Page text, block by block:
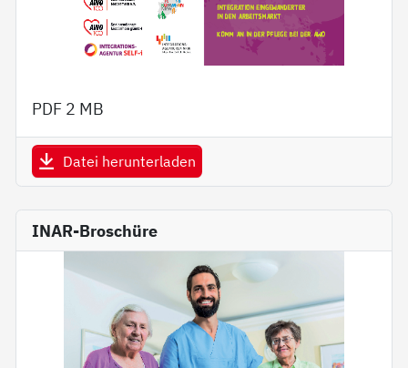
PDF 2 MB
Datei herunterladen
INAR-Broschüre